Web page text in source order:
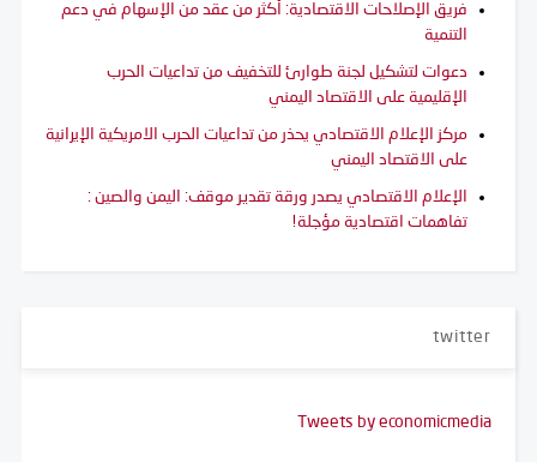
فريق الإصلاحات الاقتصادية: أكثر من عقد من الإسهام في دعم
التنمية
دعوات لتشكيل لجنة طوارئ للتخفيف من تداعيات الحرب
الإقليمية على الاقتصاد اليمني
مركز الإعلام الاقتصادي يحذر من تداعيات الحرب الامريكية الإيرانية
على الاقتصاد اليمني
الإعلام الاقتصادي يصدر ورقة تقدير موقف: اليمن والصين :
تفاهمات اقتصادية مؤجلة!
twitter
Tweets by economicmedia